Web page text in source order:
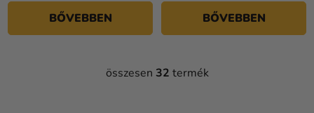
BŐVEBBEN BŐVEBBEN
L
összesen 32 termék